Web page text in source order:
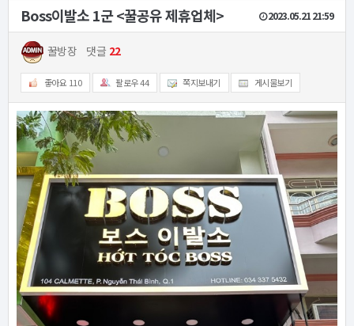
Boss이발소 1군 <꿀공유 제휴업체> 2023.05.21 21:59
꿀방장 댓글 22
좋아요 110 팔로우44 쪽지보내기 게시물보기